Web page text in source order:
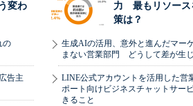
変わ
の
告主
力 最もリソース
策は？
生成AIの活用、意外と進んだマー
まない営業部門 どうして差が生
LINE公式アカウントを活用した営
ポート向けビジネスチャットサー
きること